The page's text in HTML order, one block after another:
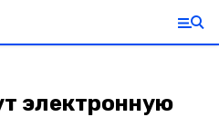
электронную